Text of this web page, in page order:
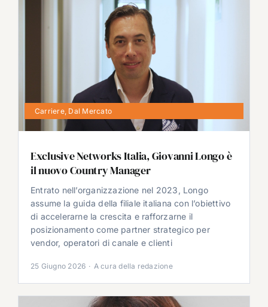
Carriere, Dal Mercato
Exclusive Networks Italia, Giovanni Longo è
il nuovo Country Manager
Entrato nell’organizzazione nel 2023, Longo
assume la guida della filiale italiana con l’obiettivo
di accelerarne la crescita e rafforzarne il
posizionamento come partner strategico per
vendor, operatori di canale e clienti
25 Giugno 2026 · A cura della redazione